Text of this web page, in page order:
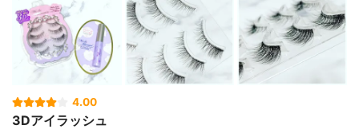
4.00
3Dアイラッシュ